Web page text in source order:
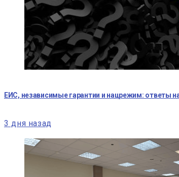
ЕИС, независимые гарантии и нацрежим: ответы
3 дня назад